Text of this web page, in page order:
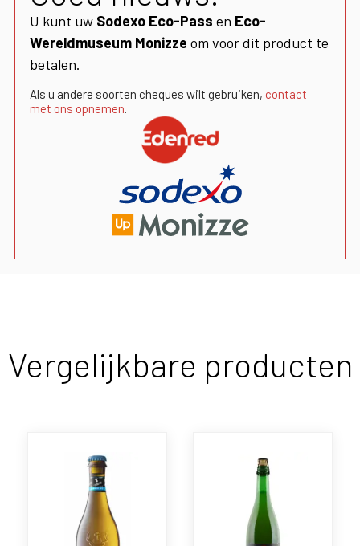
U kunt uw Sodexo Eco-Pass en Eco-
Wereldmuseum Monizze om voor dit product te
betalen.
Als u andere soorten cheques wilt gebruiken, contact
met ons opnemen.
Vergelijkbare producten